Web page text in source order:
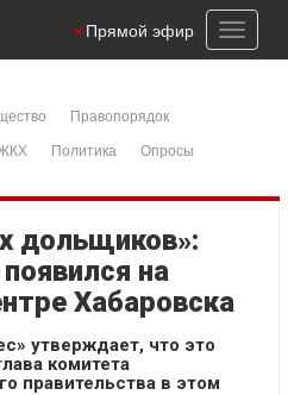
Toggle
Прямой эфир
Правопорядок
Политика
Опросы
дольщиков»:
на
Хабаровска
утверждает, что это
комитета
правительства в этом